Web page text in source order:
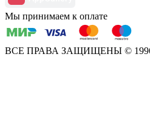
Мы принимаем к оплате
ВСЕ ПРАВА ЗАЩИЩЕНЫ ©